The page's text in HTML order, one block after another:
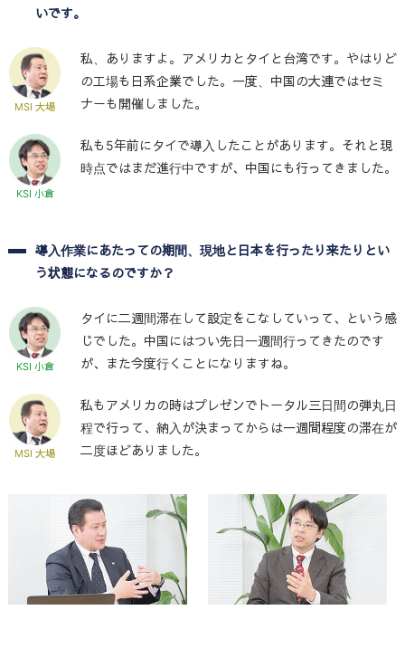
いです。
MSI 大場
私、ありますよ。アメリカとタイと台湾です。やはりど
の工場も日系企業でした。一度、中国の大連ではセミ
ナーも開催しました。
KSI 小倉
私も5年前にタイで導入したことがあります。それと現
時点ではまだ進行中ですが、中国にも行ってきました。
導入作業にあたっての期間、現地と日本を行ったり来たりとい
う状態になるのですか？
KSI 小倉
タイに二週間滞在して設定をこなしていって、という感
じでした。中国にはつい先日一週間行ってきたのです
が、また今度行くことになりますね。
MSI 大場
私もアメリカの時はプレゼンでトータル三日間の弾丸日
程で行って、納入が決まってからは一週間程度の滞在が
二度ほどありました。